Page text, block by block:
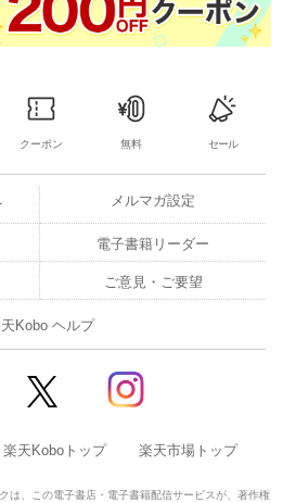
クーポン 無料 セール
メルマガ設定
電子書籍リーダー
ご意見・ご要望
Kobo ヘルプ
楽天Koboトップ 楽天市場トップ
は、この電子書店・電子書籍配信サービスが、著作権